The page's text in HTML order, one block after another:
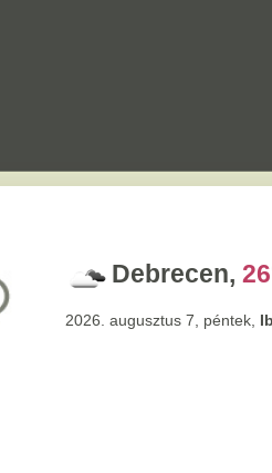
Apróhirdetés |
2026. augusztus 7, péntek,Ibolya